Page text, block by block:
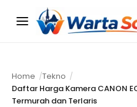
Menu
Home
Tekno
Daftar Harga Kamera CANON
Termurah dan Terlaris